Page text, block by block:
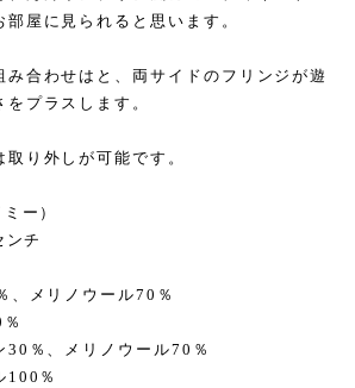
屋に見られると思います。
み合わせはと、両サイドのフリンジが遊
プラスします。
り外しが可能です。
ー）
チ
、メリノウール70％
％、メリノウール70％
％